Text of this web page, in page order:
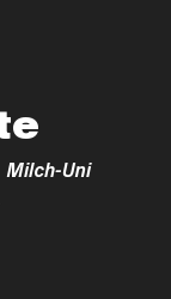
Milch-Uni